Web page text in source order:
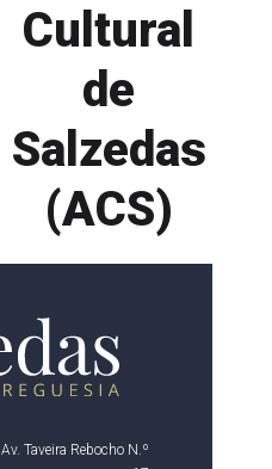
Cultural
de
Salzedas
(ACS)
Av. Taveira Rebocho N.º